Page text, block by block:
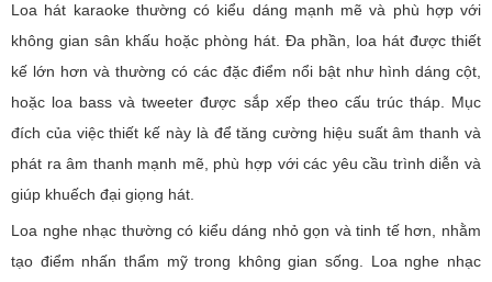
Loa hát karaoke thường có kiểu dáng mạnh mẽ và phù hợp với
không gian sân khấu hoặc phòng hát. Đa phần, loa hát được thiết
kế lớn hơn và thường có các đặc điểm nổi bật như hình dáng cột,
hoặc loa bass và tweeter được sắp xếp theo cấu trúc tháp. Mục
đích của việc thiết kế này là để tăng cường hiệu suất âm thanh và
phát ra âm thanh mạnh mẽ, phù hợp với các yêu cầu trình diễn và
giúp khuếch đại giọng hát.
Loa nghe nhạc thường có kiểu dáng nhỏ gọn và tinh tế hơn, nhằm
tạo điểm nhấn thẩm mỹ trong không gian sống. Loa nghe nhạc